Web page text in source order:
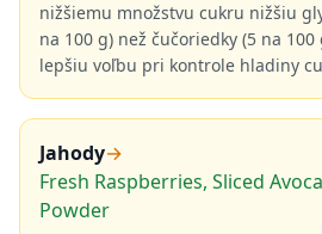
nižšiemu množstvu cukru nižšiu
na 100 g) než čučoriedky (5 na
lepšiu voľbu pri kontrole hladiny
Jahody→
Fresh Raspberries, Sliced
Powder